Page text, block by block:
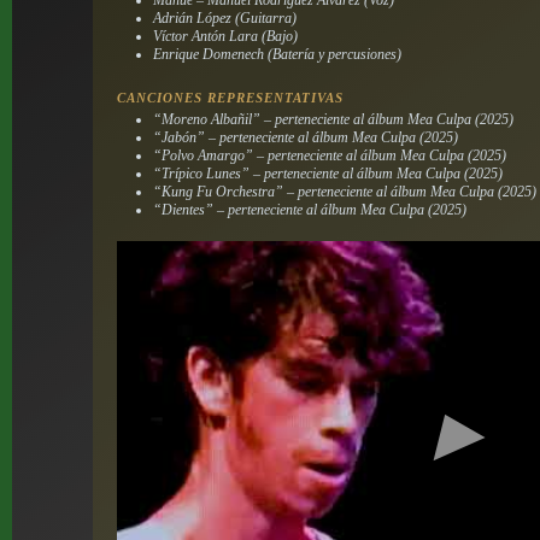
Adrián López (Guitarra)
Víctor Antón Lara (Bajo)
Enrique Domenech (Batería y percusiones)
CANCIONES REPRESENTATIVAS
“Moreno Albañil” – perteneciente al álbumMea Culpa (2025)
“Jabón” – perteneciente al álbumMea Culpa (2025)
“Polvo Amargo” – perteneciente al álbumMea Culpa (2025)
“Trípico Lunes” – perteneciente al álbumMea Culpa (2025)
“Kung Fu Orchestra” – perteneciente al álbumMea Culpa (2025)
“Dientes” – perteneciente al álbumMea Culpa (2025)